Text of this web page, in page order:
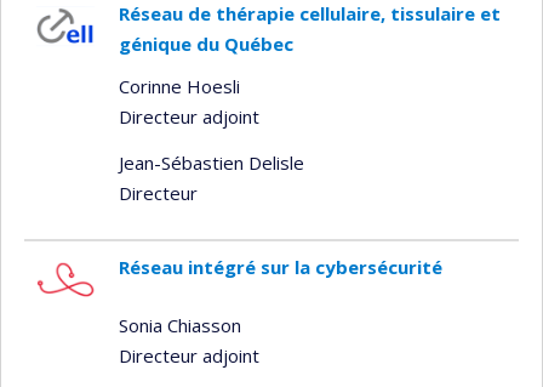
Réseau de thérapie cellulaire, tissulaire et
génique du Québec
Corinne Hoesli
Directeur adjoint
Jean-Sébastien Delisle
Directeur
Réseau intégré sur la cybersécurité
Sonia Chiasson
Directeur adjoint